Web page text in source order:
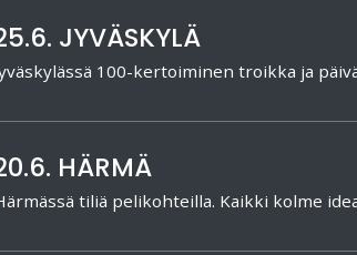
JYVÄSKYLÄ
100-kertoiminen troikka ja
HÄRMÄ
tiliä pelikohteilla. Kaikki kolme